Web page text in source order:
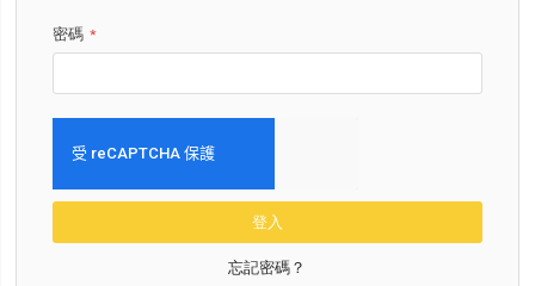
密碼
登入
忘記密碼？